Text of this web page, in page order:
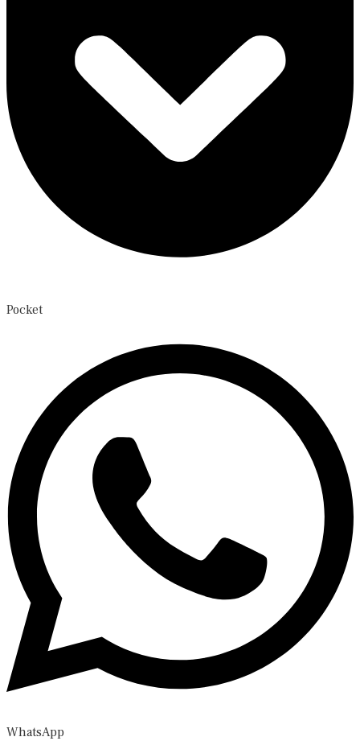
Pocket
WhatsApp